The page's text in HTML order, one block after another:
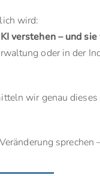
wird:
verstehen – und
oder in der
wir genau